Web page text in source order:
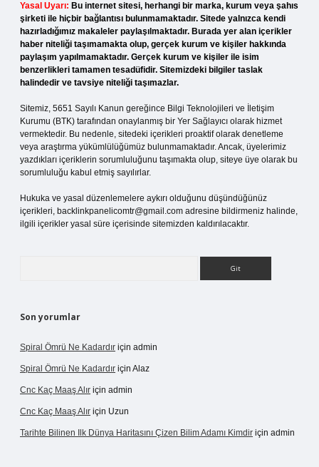
Yasal Uyarı: Bu internet sitesi, herhangi bir marka, kurum veya şahıs
şirketi ile hiçbir bağlantısı bulunmamaktadır. Sitede yalnızca kendi
hazırladığımız makaleler paylaşılmaktadır. Burada yer alan içerikler
haber niteliği taşımamakta olup, gerçek kurum ve kişiler hakkında
paylaşım yapılmamaktadır. Gerçek kurum ve kişiler ile isim
benzerlikleri tamamen tesadüfidir. Sitemizdeki bilgiler taslak
halindedir ve tavsiye niteliği taşımazlar.
Sitemiz, 5651 Sayılı Kanun gereğince Bilgi Teknolojileri ve İletişim
Kurumu (BTK) tarafından onaylanmış bir Yer Sağlayıcı olarak hizmet
vermektedir. Bu nedenle, sitedeki içerikleri proaktif olarak denetleme
veya araştırma yükümlülüğümüz bulunmamaktadır. Ancak, üyelerimiz
yazdıkları içeriklerin sorumluluğunu taşımakta olup, siteye üye olarak bu
sorumluluğu kabul etmiş sayılırlar.
Hukuka ve yasal düzenlemelere aykırı olduğunu düşündüğünüz
içerikleri, backlinkpanelicomtr@gmail.com adresine bildirmeniz halinde,
ilgili içerikler yasal süre içerisinde sitemizden kaldırılacaktır.
Son yorumlar
Spiral Ömrü Ne Kadardır için admin
Spiral Ömrü Ne Kadardır için Alaz
Cnc Kaç Maaş Alır için admin
Cnc Kaç Maaş Alır için Uzun
Tarihte Bilinen Ilk Dünya Haritasını Çizen Bilim Adamı Kimdir için admin